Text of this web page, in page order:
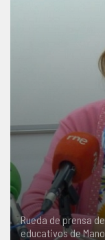
Rueda de prensa
educativos de